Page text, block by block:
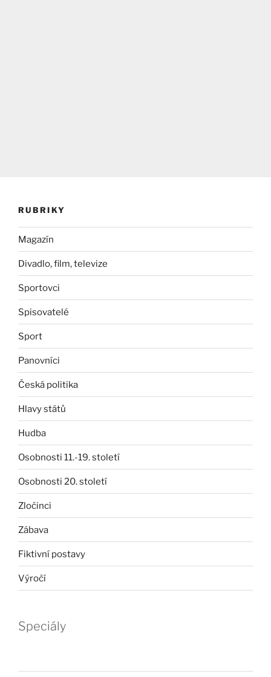
RUBRIKY
Magazín
Divadlo, film, televize
Sportovci
Spisovatelé
Sport
Panovníci
Česká politika
Hlavy států
Hudba
Osobnosti 11.-19. století
Osobnosti 20. století
Zločinci
Zábava
Fiktivní postavy
Výročí
Speciály